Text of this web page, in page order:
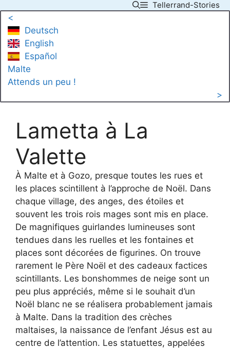
content
Tellerrand-Stories
<
Deutsch
English
Español
Malte
Attends un peu !
>
Lametta à La
Valette
À Malte et à Gozo, presque toutes les rues et
les places scintillent à l’approche de Noël. Dans
chaque village, des anges, des étoiles et
souvent les trois rois mages sont mis en place.
De magnifiques guirlandes lumineuses sont
tendues dans les ruelles et les fontaines et
places sont décorées de figurines. On trouve
rarement le Père Noël et des cadeaux factices
scintillants. Les bonshommes de neige sont un
peu plus appréciés, même si le souhait d’un
Noël blanc ne se réalisera probablement jamais
à Malte. Dans la tradition des crèches
maltaises, la naissance de l’enfant Jésus est au
centre de l’attention. Les statuettes, appelées